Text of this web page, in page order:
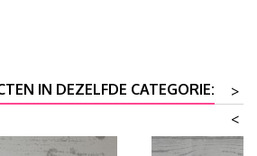
IN DEZELFDE CATEGORIE:
>
<